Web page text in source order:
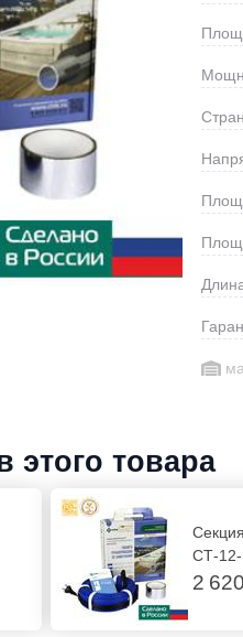
этого товара
СТ-
2